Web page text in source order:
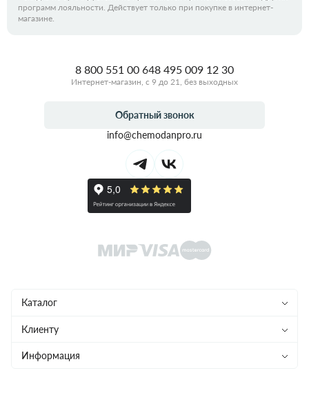
программ лояльности. Действует только при покупке в интернет-
магазине.
Каталог
Чемоданы
Рюкзаки
Клиенту
Магазины
Информация
8 800 551 00 648 495 009 12 30
Интернет-магазин, с 9 до 21, без выходных
Обратный звонок
info@chemodanpro.ru